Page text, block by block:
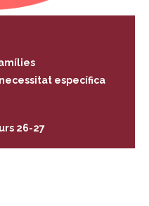
específica
26-27